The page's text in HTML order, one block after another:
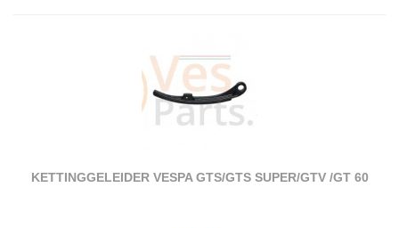
KETTINGGELEIDER VESPA GTS/GTS SUPER/GTV /GT 60